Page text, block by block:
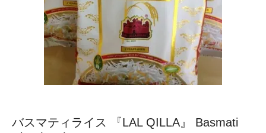
バスマティライス 『LAL QILLA』 Basmati